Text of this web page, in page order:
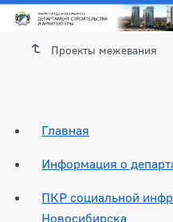
Проекты межевания
Главная
Информация о
ПКР социальной
Новосибирска